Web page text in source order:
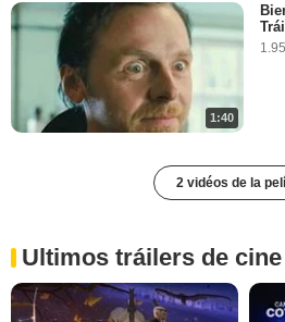
1:40
2 vidéos de la
Ultimos tráilers de cine